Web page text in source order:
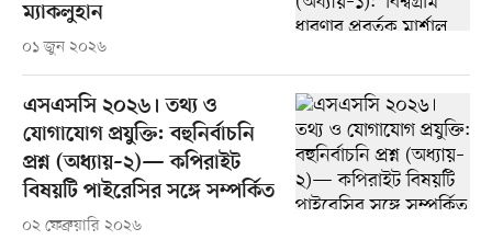
ম্যাকলুহান
০১ জুন ২০২৬
এসএসসি ২০২৬। তথ্য ও
যোগাযোগ প্রযুক্তি: বহুনির্বাচনি
প্রশ্ন (অধ্যায়–২)— কপিরাইট
বিষয়টি পাইরেসির সঙ্গে সম্পর্কিত
০২ ফেব্রুয়ারি ২০২৬